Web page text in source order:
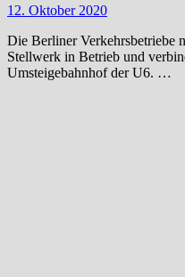
12. Oktober 2020
Die Berliner Verkehrsbetriebe
Stellwerk in Betrieb und
Umsteigebahnhof der U6. …